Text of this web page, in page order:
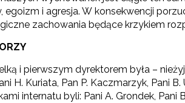
egoizm i agresja. W konsekwencji
zachowania będące krzykiem
i pierwszym dyrektorem była –
H. Kuriata, Pan P. Kaczmarzyk, Pani
internatu byli: Pani A. Grondek, Pani